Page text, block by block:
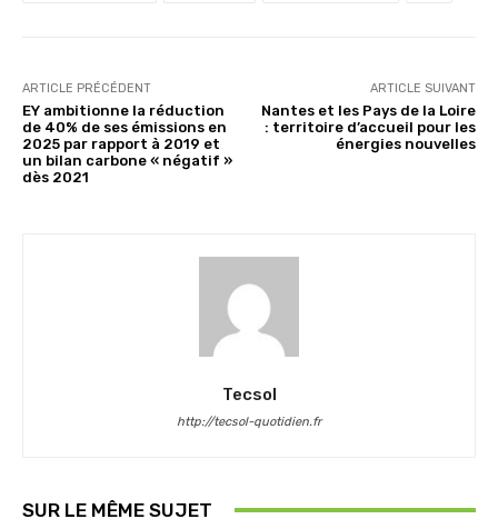
ARTICLE PRÉCÉDENT
EY ambitionne la réduction
de 40% de ses émissions en
2025 par rapport à 2019 et
un bilan carbone « négatif »
dès 2021
ARTICLE SUIVANT
Nantes et les Pays de la Loire
: territoire d’accueil pour les
énergies nouvelles
Tecsol
http://tecsol-quotidien.fr
SUR LE MÊME SUJET